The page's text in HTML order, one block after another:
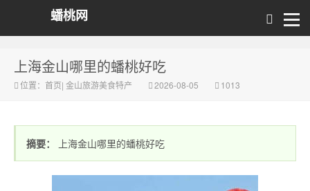
蟠桃网
上海金山哪里的蟠桃好吃
位置： 首页| 金山旅游美食特产 2026-08-05 1013
摘要： 上海金山哪里的蟠桃好吃